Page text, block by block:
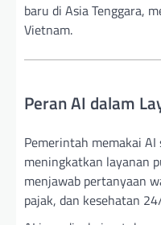
baru di Asia Tenggara,
Vietnam.
Peran AI dalam
Pemerintah memakai
meningkatkan layanan
menjawab pertanyaan
pajak, dan kesehatan